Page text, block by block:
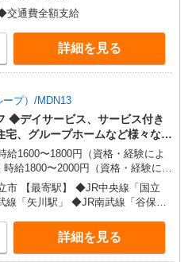
通費全額支給
詳細を見る
プ）/MDN13
◆デイサービス、サービス付き
宅、グループホームなど様々な勤
ます。
給1600〜1800円（資格・経験によ
時給1800〜2000円（資格・経験によ
い方法 ※日
払い対応も可能です。詳しくは面談
さい。 ◆交通費：別途全額支給 ※
線「国立
線「矢川駅」 ◆JR南武線「谷保
詳細を見る